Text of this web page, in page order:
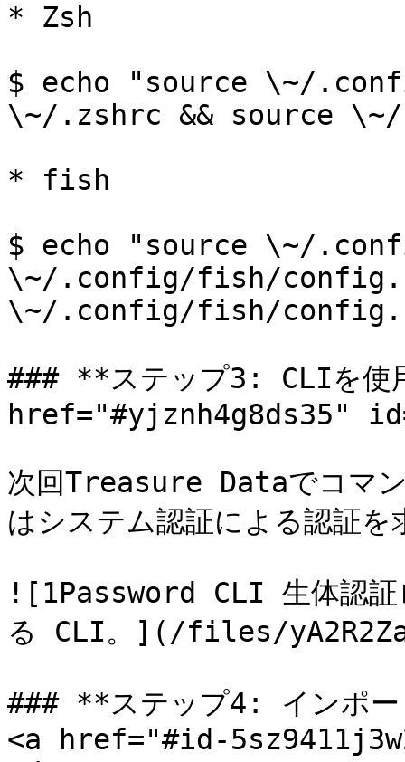
* Zsh
$ echo "source \~/
\~/.zshrc && source
* fish
$ echo "source \~/
\~/.config/fish/
\~/.config/fish/
### **ステップ3: CLIを使
href="#yjznh4g8ds35"
次回Treasure Dataでコマン
はシステム認証による認証を
![1Password CLI 生体認証
る CLI。](/files/
### **ステップ4: インポー
<a href="#id-